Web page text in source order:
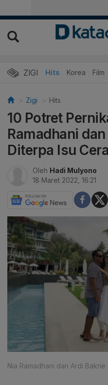
ZIGI Hits Korea Film
Zigi Hits
10 Potret
Ramadhani
Diterpa Isu
Oleh Hadi Mulyono
18 Maret 2022, 16:21
Nia Ramadhani dan Ardi Bakrie